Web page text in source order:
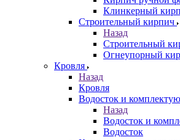
Клинкерный
Строительный кирпич
Назад
Строительный
Огнеупорный
Кровля
Назад
Кровля
Водосток и
Назад
Водосток и
Водосток